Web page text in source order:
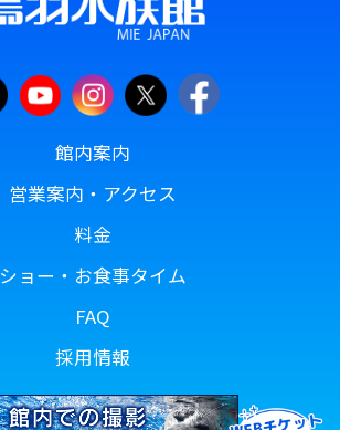
館内案内
営業案内・アクセス
料金
ショー・お食事タイム
FAQ
採用情報